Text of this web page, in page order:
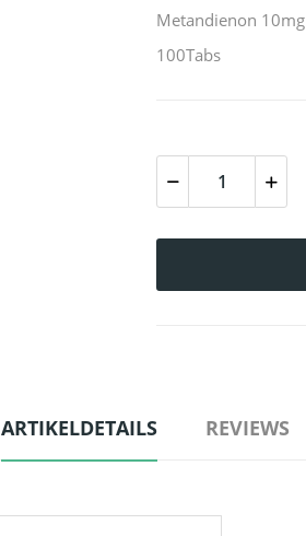
Metandienon 10mg
100Tabs
ARTIKELDETAILS REVIEWS